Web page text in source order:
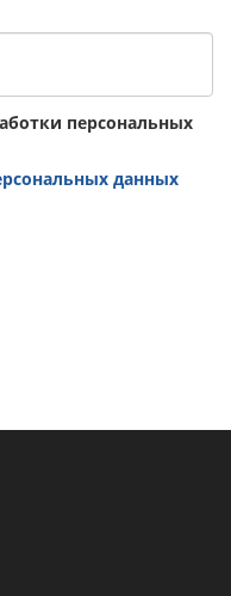
персональных
данных